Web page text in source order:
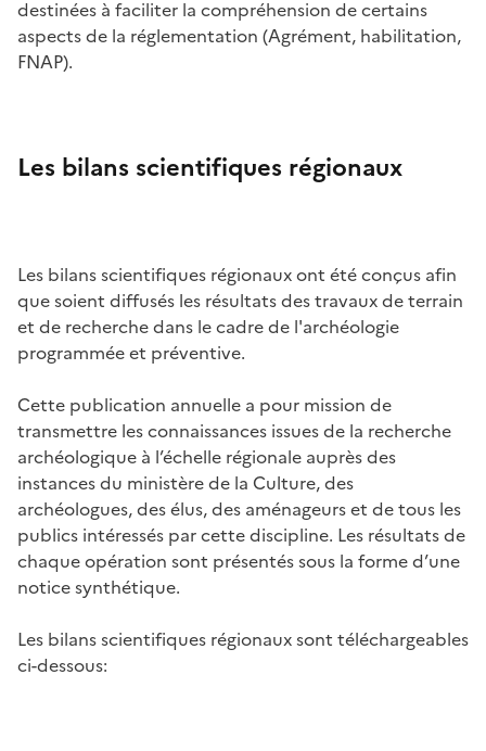
destinées à faciliter la compréhension de certains
aspects de la réglementation (Agrément, habilitation,
FNAP).
Les bilans scientifiques régionaux
Les bilans scientifiques régionaux ont été conçus afin
que soient diffusés les résultats des travaux de terrain
et de recherche dans le cadre de l'archéologie
programmée et préventive.
Cette publication annuelle a pour mission de
transmettre les connaissances issues de la recherche
archéologique à l’échelle régionale auprès des
instances du ministère de la Culture, des
archéologues, des élus, des aménageurs et de tous les
publics intéressés par cette discipline. Les résultats de
chaque opération sont présentés sous la forme d’une
notice synthétique.
Les bilans scientifiques régionaux sont téléchargeables
ci-dessous: